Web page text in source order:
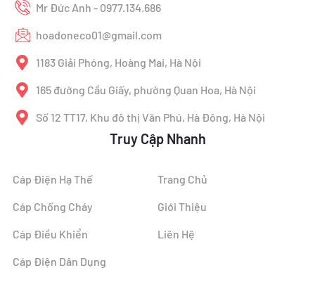
Mr Đức Anh - 0977.134.686
hoadoneco01@gmail.com
1183 Giải Phóng, Hoàng Mai, Hà Nội
165 đường Cầu Giấy, phường Quan Hoa, Hà Nội
Số 12 TT17, Khu đô thị Văn Phú, Hà Đông, Hà Nội
Truy Cập Nhanh
Cáp Điện Hạ Thế
Cáp Chống Cháy
Cáp Điều Khiển
Cáp Điện Dân Dụng
Trang Chủ
Giới Thiệu
Liên Hệ